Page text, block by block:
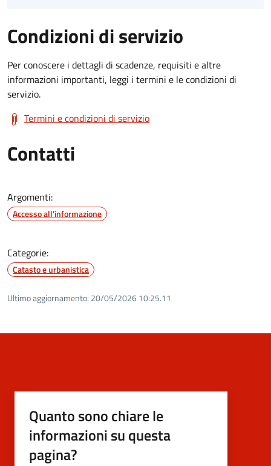
Condizioni di servizio
Per conoscere i dettagli di scadenze, requisiti e altre
informazioni importanti, leggi i termini e le condizioni di
servizio.
Termini e condizioni di servizio
Contatti
Argomenti:
Accesso all'informazione
Categorie:
Catasto e urbanistica
Ultimo aggiornamento: 20/05/2026 10:25.11
Quanto sono chiare le
informazioni su questa
pagina?